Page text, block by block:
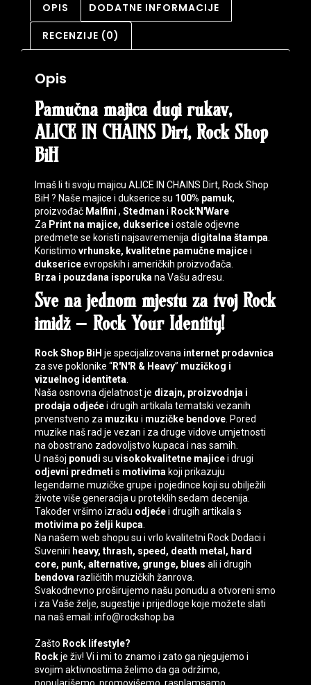
OPIS DODATNE INFORMACIJE
RECENZIJE (0)
Opis
Pamučna majica dugi rukav,
ALICE IN CHAINS Dirt, Rock Shop
BiH
Imaš li ti svoju majicu ALICE IN CHAINS Dirt, Rock Shop
BiH ? Naše majice i dukserice su 100% pamuk,
proizvođač Malfini , Stedman i Rock'N'Ware
Za Print na majice, duksericei ostale odjevne
predmete se koristi najsavremenija digitalna štampa
Koristimo vrhunske, kvalitetne pamučne majicei
duksericeevropskih i američkih proizvođača.
Brza i pouzdana isporuka na Vašu adresu.
Sve na jednom mjestu za tvoj Rock
imidž– Rock Your Identity!
Rock Shop BiH je specijalizovana internet prodavnica
za sve poklonike “R'N'R & Heavy” muzičkog i
vizuelnog identiteta
Naša osnovna djelatnost je dizajn, proizvodnja i
prodaja odjećei drugih artikala tematski vezanih
prvenstveno za muziku i muzičke bendove . Pored
muzike naš rad je vezan i za druge vidove umjetnosti
na obostrano zadovoljstvo kupaca i nas samih.
U našoj ponudi su visokokvalitetne majicei drugi
odjevni predmeti s motivima koji prikazuju
legendarne muzičke grupe i pojedince koji su obilježili
živote više generacija u proteklih sedam decenija.
Također vršimo izradu odjećei drugih artikala s
motivima po želji kupca
Na našem web shopu su i vrlo kvalitetni Rock Dodaci i
Suveniri heavy, thrash, speed, death metal, hard
core, punk, alternative, grunge, blues ali i drugih
bendova različitih muzičkih žanrova.
Svakodnevno proširujemo našu ponudu a otvoreni smo
i za Vaše želje, sugestije i prijedloge koje možete slati
na naš email: info@rockshop.ba
Zašto Rock lifestyle?
Rockje živ! Vi i mi to znamo i zato ga njegujemo i
svojim aktivnostima želimo da ga održimo,
popularišemo, promovišemo, rasplamsamo.